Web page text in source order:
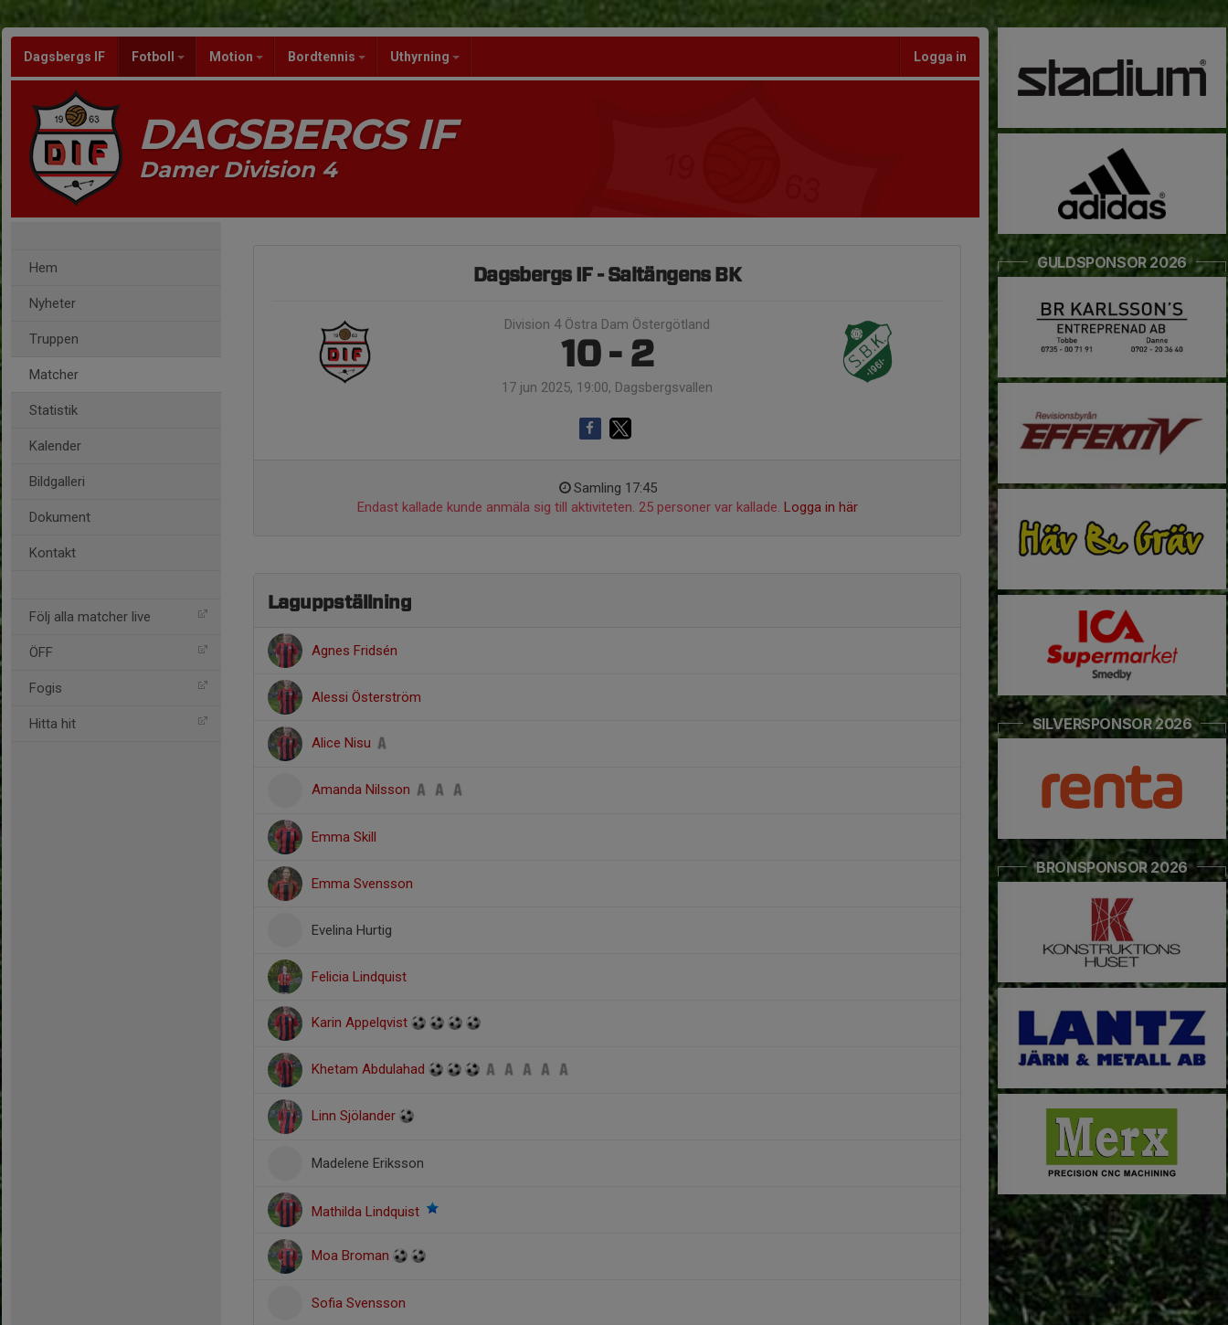
Dagsbergs IF Fotboll Motion Bordtennis Uthyrning Logga in
DAGSBERGS IF
Damer Division 4
Hem
Nyheter
Truppen
Matcher
Statistik
Kalender
Bildgalleri
Dokument
Kontakt
Följ alla matcher live
ÖFF
Fogis
Hitta hit
Dagsbergs IF - Saltängens BK
Division 4 Östra Dam Östergötland
10 - 2
17 jun 2025, 19:00, Dagsbergsvallen
Samling 17:45
Endast kallade kunde anmäla sig till aktiviteten. 25 personer var kallade. Logga in här
Laguppställning
Agnes Fridsén
Alessi Österström
Alice Nisu
Amanda Nilsson
Emma Skill
Emma Svensson
Evelina Hurtig
Felicia Lindquist
Karin Appelqvist
Khetam Abdulahad
Linn Sjölander
Madelene Eriksson
Mathilda Lindquist
Moa Broman
Sofia Svensson
GULDSPONSOR 2026
SILVERSPONSOR 2026
BRONSPONSOR 2026